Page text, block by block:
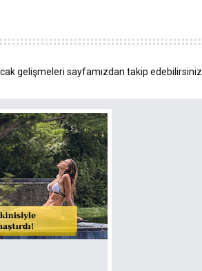
gelişmeleri sayfamızdan takip edebilirsiniz.